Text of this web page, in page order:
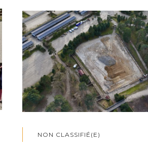
NON CLASSIFIÉ(E)